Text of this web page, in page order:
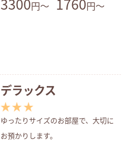
円～ 円～
デラックス
ゆったりサイズのお部屋で、大切に
お預かりします。